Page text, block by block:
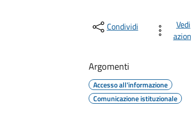
Condividi
Vedi
Argomenti
Accesso all'informazione
Comunicazione istituzionale